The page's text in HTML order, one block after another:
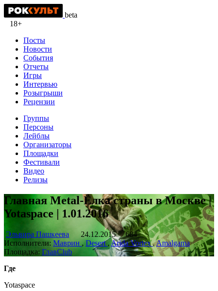
beta
18+
Посты
Новости
События
Отчеты
Игры
Интервью
Розыгрыши
Рецензии
Группы
Персоны
Лейблы
Организаторы
Площадки
Фестивали
Видео
Релизы
Главная Metal-Ёлка страны в Москве |
Yotaspace | 1.01.2016
Эльвира Пашкеева 24.12.2015
684
Исполнители: Маврин,Desert, Arida Vortex,Amalgama
Площадка: ГлавClub
Где
Yotaspace